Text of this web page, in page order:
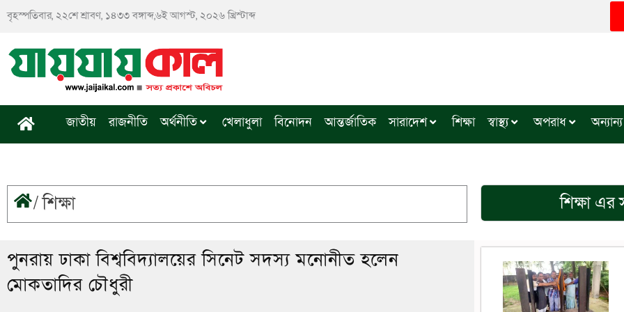
বৃহস্পতিবার, ২২শে শ্রাবণ, ১৪৩৩ বঙ্গাব্দ,৬ই আগস্ট, ২০২৬ খ্রিস্টাব্দ
জাতীয় রাজনীতি অর্থনীতি খেলাধুলা বিনোদন আন্তর্জাতিক সারাদেশ শিক্ষা স্বাস্থ্য অপরাধ অন্যান্য
/শিক্ষা শিক্ষাএর
পুনরায় ঢাকা বিশ্ববিদ্যালয়ের সিনেট সদস্য মনোনীত হলেন
মোকতাদির চৌধুরী